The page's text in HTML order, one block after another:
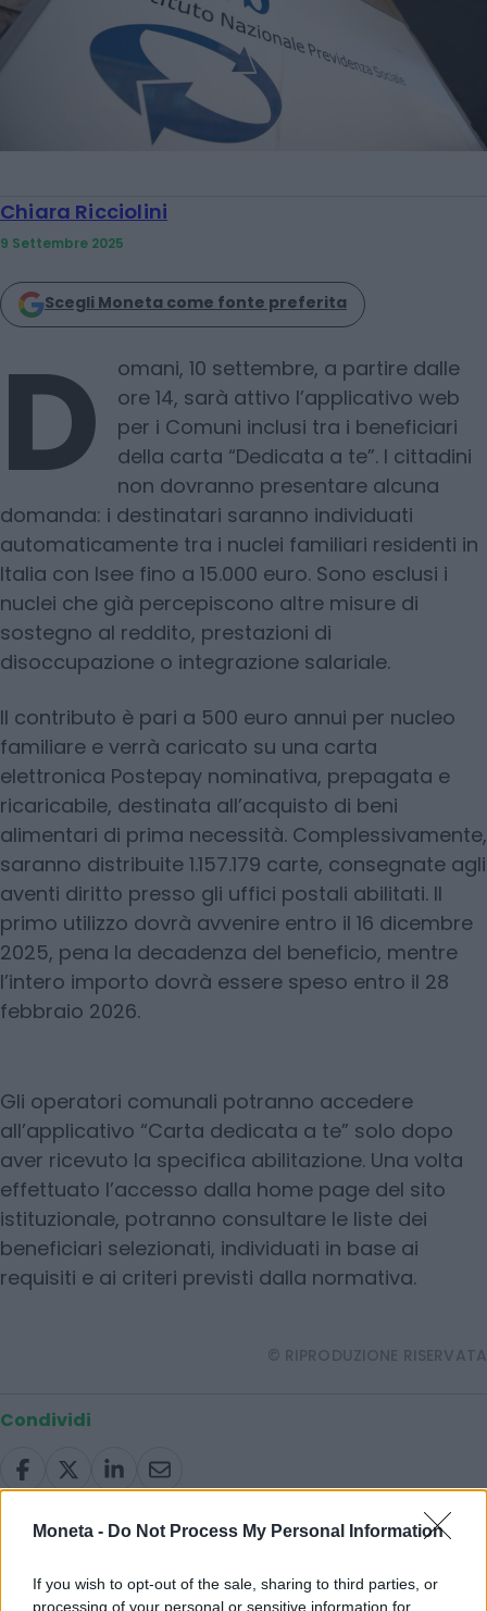
Moneta - Do Not Process My Personal Information
If you wish to opt-out of the sale, sharing to third parties, or
processing of your personal or sensitive information for
Chiara Ricciolini
9 Settembre 2025
Scegli Moneta come fonte preferita
D
omani, 10 settembre, a partire dalle
ore 14, sarà attivo l’applicativo web
per i Comuni inclusi tra i beneficiari
della carta “Dedicata a te”. I cittadini
non dovranno presentare alcuna
domanda: i destinatari saranno individuati
automaticamente tra i nuclei familiari residenti in
Italia con Isee fino a 15.000 euro. Sono esclusi i
nuclei che già percepiscono altre misure di
sostegno al reddito, prestazioni di
disoccupazione o integrazione salariale.
Il contributo è pari a 500 euro annui per nucleo
familiare e verrà caricato su una carta
elettronica Postepay nominativa, prepagata e
ricaricabile, destinata all’acquisto di beni
alimentari di prima necessità. Complessivamente,
saranno distribuite 1.157.179 carte, consegnate agli
aventi diritto presso gli uffici postali abilitati. Il
primo utilizzo dovrà avvenire entro il 16 dicembre
2025, pena la decadenza del beneficio, mentre
l’intero importo dovrà essere speso entro il 28
febbraio 2026.
Gli operatori comunali potranno accedere
all’applicativo “Carta dedicata a te” solo dopo
aver ricevuto la specifica abilitazione. Una volta
effettuato l’accesso dalla home page del sito
istituzionale, potranno consultare le liste dei
beneficiari selezionati, individuati in base ai
requisiti e ai criteri previsti dalla normativa.
© RIPRODUZIONE RISERVATA
Condividi
Scegli Moneta come fonte preferita